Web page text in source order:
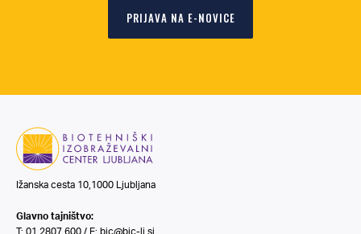
PRIJAVA NA E-NOVICE
Ižanska cesta 10,1000 Ljubljana
Glavno tajništvo:
T: 01 2807 600 / E: bic@bic-lj.si